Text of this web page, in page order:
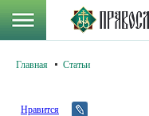
Главная Статьи
Нравится